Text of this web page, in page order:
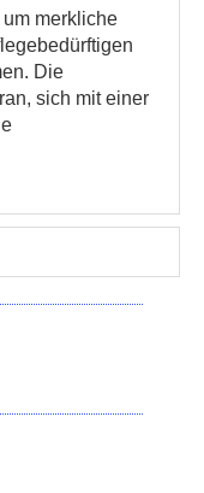
merkliche
Die
sich mit einer